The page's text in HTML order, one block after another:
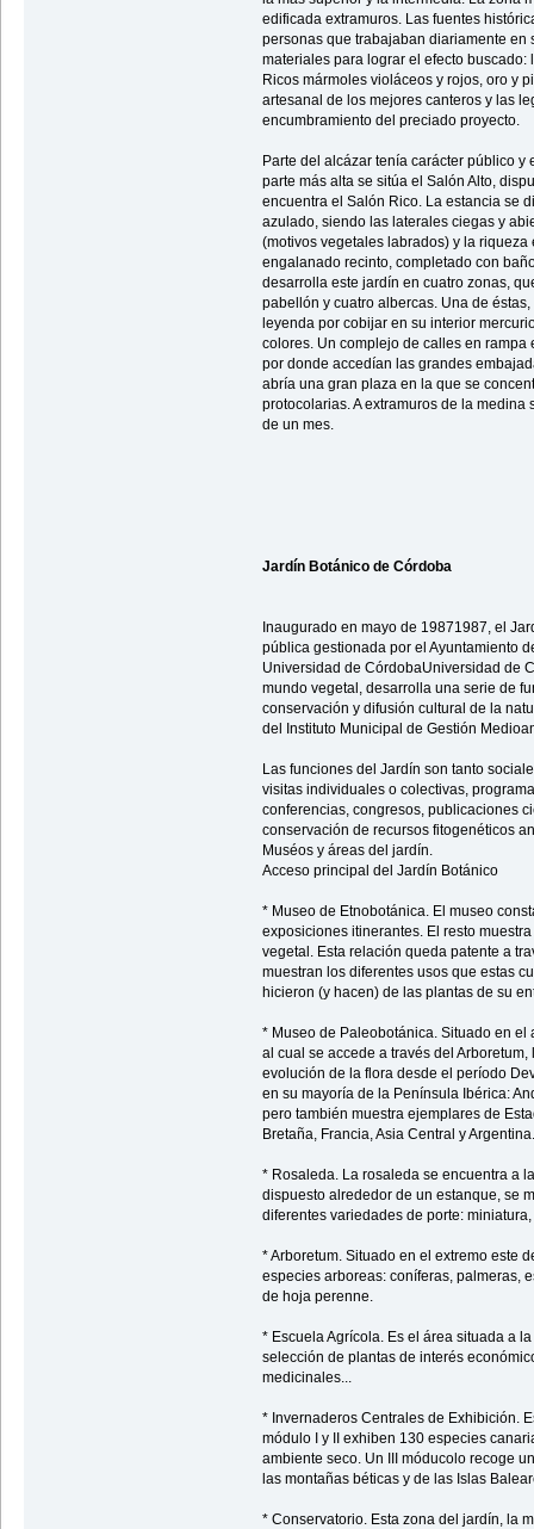
edificada extramuros. Las fuentes
personas que trabajaban diariamente en
materiales para lograr el efecto
Ricos mármoles violáceos y rojos, oro y
artesanal de los mejores canteros y las
encumbramiento del preciado proyecto.
Parte del alcázar tenía carácter público
parte más alta se sitúa el Salón Alto,
encuentra el Salón Rico. La estancia se
azulado, siendo las laterales ciegas y
(motivos vegetales labrados) y la
engalanado recinto, completado con
desarrolla este jardín en cuatro zonas,
pabellón y cuatro albercas. Una de
leyenda por cobijar en su interior
colores. Un complejo de calles en
por donde accedían las grandes
abría una gran plaza en la que se
protocolarias. A extramuros de la
de un mes.
Jardín Botánico de Córdoba
Inaugurado en mayo de 19871987, el
pública gestionada por el Ayuntamiento
Universidad de CórdobaUniversidad de
mundo vegetal, desarrolla una serie de
conservación y difusión cultural de la
del Instituto Municipal de Gestión
Las funciones del Jardín son tanto
visitas individuales o colectivas,
conferencias, congresos, publicaciones
conservación de recursos fitogenéticos
Muséos y áreas del jardín.
Acceso principal del Jardín Botánico
* Museo de Etnobotánica. El museo
exposiciones itinerantes. El resto
vegetal. Esta relación queda patente a
muestran los diferentes usos que estas
hicieron (y hacen) de las plantas de su
* Museo de Paleobotánica. Situado en
al cual se accede a través del
evolución de la flora desde el período
en su mayoría de la Península Ibérica:
pero también muestra ejemplares de
Bretaña, Francia, Asia Central y Argentina.
* Rosaleda. La rosaleda se encuentra a
dispuesto alrededor de un estanque, se
diferentes variedades de porte:
* Arboretum. Situado en el extremo este
especies arboreas: coníferas, palmeras,
de hoja perenne.
* Escuela Agrícola. Es el área situada a
selección de plantas de interés
medicinales...
* Invernaderos Centrales de Exhibición.
módulo I y II exhiben 130 especies
ambiente seco. Un III móducolo recoge
las montañas béticas y de las Islas
* Conservatorio. Esta zona del jardín, la